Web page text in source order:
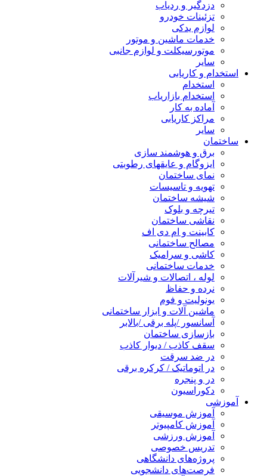
دزدگیر و ردیاب
تزئینات خودرو
لوازم یدکی
خدمات ماشین و موتور
موتورسیکلت و لوازم جانبی
سایر
استخدام و کاریابی
استخدام
استخدام بازاریاب
آماده به کار
مراکز کاریابی
سایر
ساختمان
برق و هوشمند سازی
ایزوگام و عایقهای رطوبتی
نمای ساختمان
تهویه و تاسیسات
شیشه ساختمان
تیرچه و بلوک
نقاشی ساختمان
کابینت و ام دی اف
مصالح ساختمانی
کاشی و سرامیک
خدمات ساختمانی
لوله ، اتصالات و شیرآلات
نرده و حفاظ
یونولیت و فوم
ماشین آلات و ابزار ساختمانی
آسانسور /پله برقی /بالابر
بازسازی ساختمان
سقف کاذب / دیوار کاذب
در ضد سرقت
در اتوماتیک / کرکره برقی
در و پنجره
دکوراسیون
آموزشی
آموزش موسیقی
آموزش کامپیوتر
آموزش ورزشی
تدریس خصوصی
پروژه‌های دانشگاهی
فرصت‌های دانشجویی